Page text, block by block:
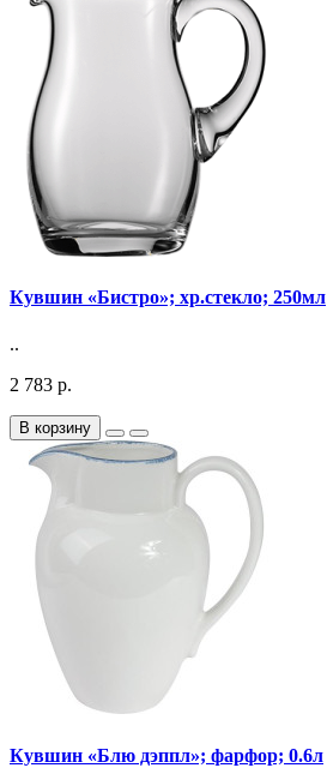
Кувшин «Бистро»; хр.стекло; 250мл
..
2 783 р.
В корзину
Кувшин «Блю дэппл»; фарфор; 0.6л